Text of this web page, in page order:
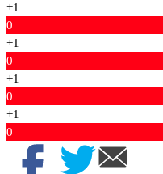
+1
0
+1
0
+1
0
+1
0